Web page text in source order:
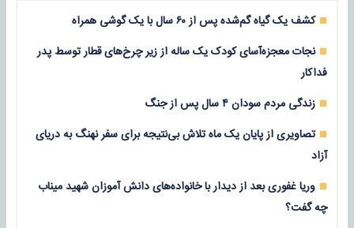
کشف یک گیاه گم‌شده پس از ۶۰ سال با یک گوشی همراه
نجات معجزه‌آسای کودک یک ساله از زیر چرخ‌های قطار توسط پدر
فداکار
زندگی مردم سودان ۴ سال پس از جنگ
تصاویری از پایان یک ماه تلاش بی‌نتیجه برای سفر نهنگ به دریای
آزاد
وریا غفوری بعد از دیدار با خانواده‌های دانش آموزان شهید میناب
چه گفت؟